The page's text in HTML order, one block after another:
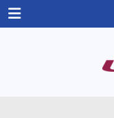
Menu